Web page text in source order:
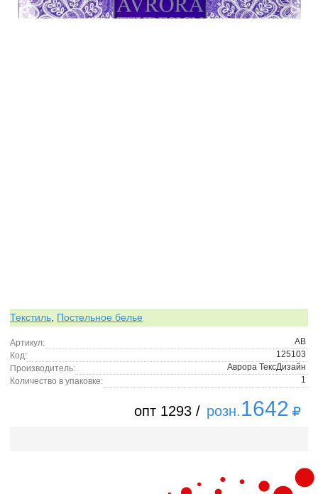
Текстиль Постельное белье
Артикул:
АВ
Код:
125103
Производитель:
Аврора ТексДизайн
Количество в упаковке:
1
опт 1293 / розн.1642